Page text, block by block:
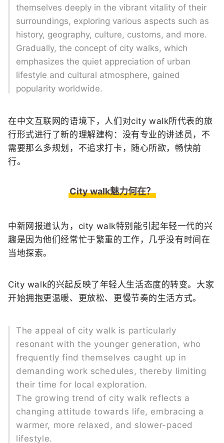
themselves deeply in the vibrant vitality of their
surroundings, exploring various aspects such as
history, geography, culture, customs, and more.
Gradually, the concept of city walks, which
emphasizes the quiet appreciation of urban
lifestyle and cultural atmosphere, gained
popularity worldwide.
在中文互联网的语境下，人们对city walk所代表的旅
行形式进行了新的理解建构：没有专业的讲述员，不
需要那么多规划，不追求打卡，随心所欲，畅快前
行。
City walk魅力何在？
中新网报道认为， city walk特别能引起年轻一代的兴
趣是因为他们经常忙于繁重的工作， 几乎没有时间在
当地探索。
City walk的兴起反映了年轻人生活态度的转变。 大家
开始拥抱更温暖、更放松、 更慢节奏的生活方式。
The appeal of city walk is particularly
resonant with the younger generation, who
frequently find themselves caught up in
demanding work schedules, thereby limiting
their time for local exploration.
The growing trend of city walk reflects a
changing attitude towards life, embracing a
warmer, more relaxed, and slower-paced
lifestyle.